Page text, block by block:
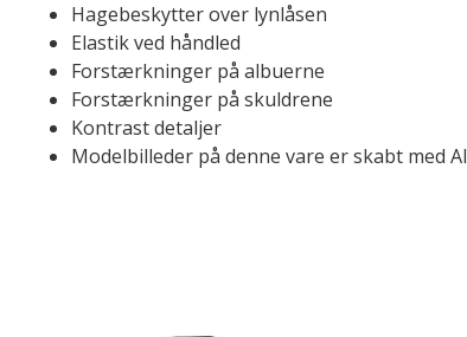
Hagebeskytter over lynlåsen
Elastik ved håndled
Forstærkninger på albuerne
Forstærkninger på skuldrene
Kontrast detaljer
Modelbilleder på denne vare er skabt med AI